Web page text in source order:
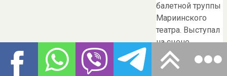
балетной труппы
Мариинского
театра. Выступал
на сцене
Парижской
оперы и Венской